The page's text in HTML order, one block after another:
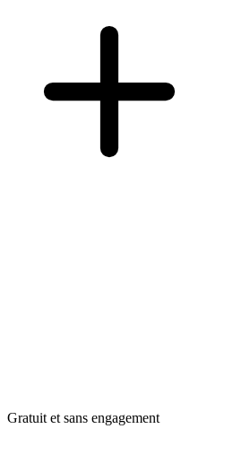
Gratuit et sans engagement